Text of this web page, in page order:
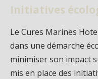
Initiatives
Le Cures Marines
dans une démarche
minimiser son impact
mis en place des